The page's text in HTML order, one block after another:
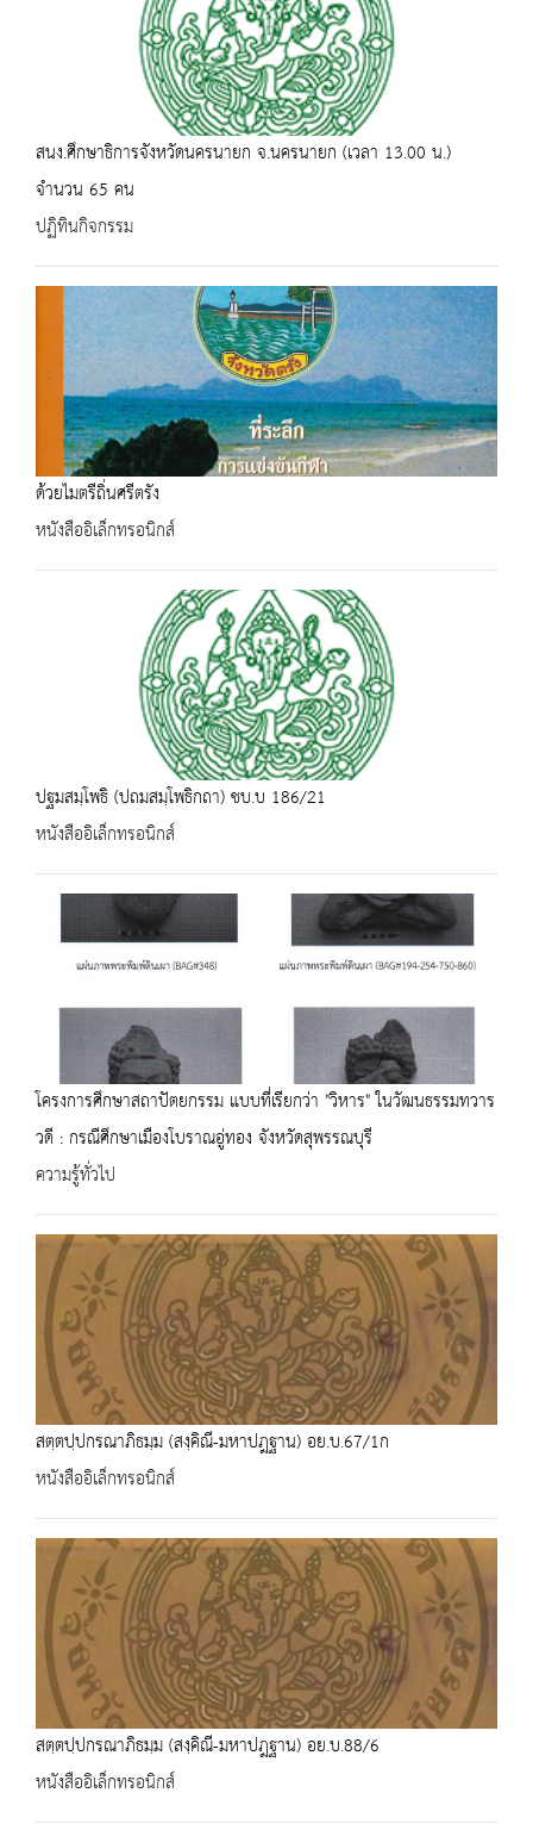
สนง.ศึกษาธิการจังหวัดนครนายก จ.นครนายก (เวลา 13.00 น.)
จำนวน 65 คน
ปฏิทินกิจกรรม
ด้วยไมตรีถิ่นศรีตรัง
หนังสืออิเล็กทรอนิกส์
ปฐมสมฺโพธิ (ปถมสมฺโพธิกถา) ชบ.บ 186/21
หนังสืออิเล็กทรอนิกส์
โครงการศึกษาสถาปัตยกรรม แบบที่เรียกว่า "วิหาร" ในวัฒนธรรมทวาร
วดี : กรณีศึกษาเมืองโบราณอู่ทอง จังหวัดสุพรรณบุรี
ความรู้ทั่วไป
สตฺตปฺปกรณาภิธมฺม (สงฺคิณี-มหาปฎฐาน) อย.บ.67/1ก
หนังสืออิเล็กทรอนิกส์
สตฺตปฺปกรณาภิธมฺม (สงฺคิณี-มหาปฎฐาน) อย.บ.88/6
หนังสืออิเล็กทรอนิกส์